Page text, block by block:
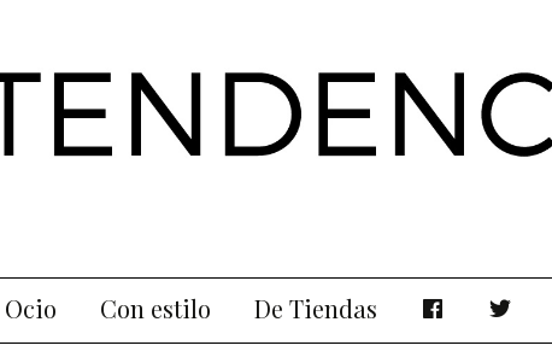
Ocio Con estilo De Tiendas